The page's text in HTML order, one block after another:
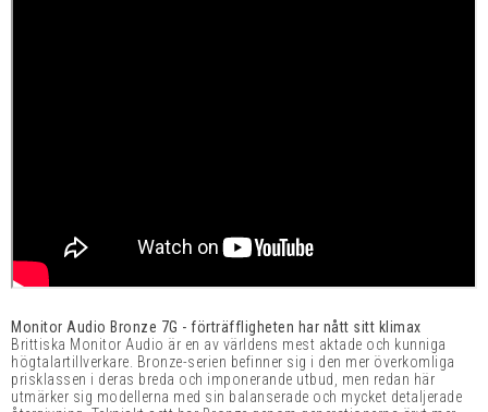
Monitor Audio Bronze 7G - förträffligheten har nått sitt klimax
Brittiska Monitor Audio är en av världens mest aktade och kunniga
högtalartillverkare. Bronze-serien befinner sig i den mer överkomliga
prisklassen i deras breda och imponerande utbud, men redan här
utmärker sig modellerna med sin balanserade och mycket detaljerade